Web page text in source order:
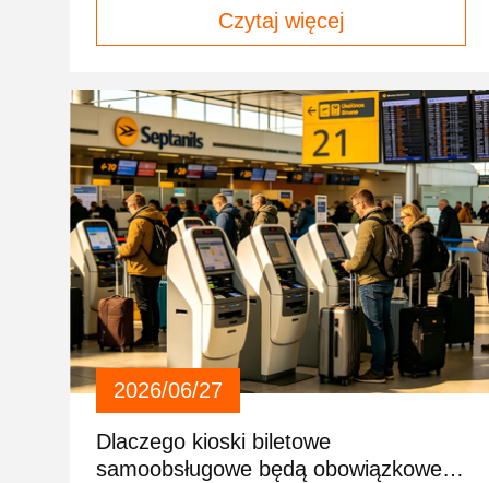
Czytaj więcej
2026/06/27
Dlaczego kioski biletowe
samoobsługowe będą obowiązkowe